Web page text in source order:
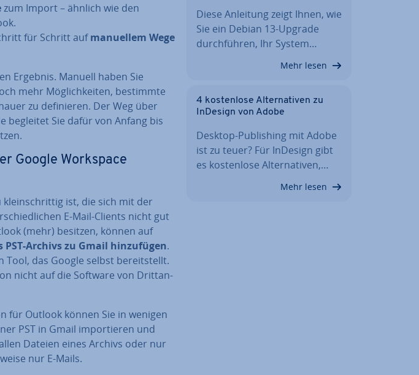
zum Import – ähnlich wie den
für Schritt aufmanuellem Wege
Ergebnis. Manuell haben Sie
mehr Mög­lich­kei­ten, bestimmte
zu de­fi­nie­ren. Der Weg über
begleitet Sie dafür von Anfang bis
Google Workspace
ist, die sich mit der
E-Mail-Clients nicht gut
(mehr) besitzen, können auf
PST-Archivs zu Gmail hin­zu­fü­gen.
Tool, das Google selbst be­reit­stellt.
nicht auf die Software von Dritt­an­
für Outlook können Sie in wenigen
PST in Gmail im­por­tie­ren und
Dateien eines Archivs oder nur
nur E-Mails.
Diese Anleitung zeigt Ihnen, wie
Sie ein Debian 13-Upgrade
durch­füh­ren, Ihr System…
Mehr lesen
4 kos­ten­lo­se Al­ter­na­ti­ven zu
InDesign von Adobe
Desktop-Pu­bli­shing mit Adobe
ist zu teuer? Für InDesign gibt
es kos­ten­lo­se Al­ter­na­ti­ven,…
Mehr lesen